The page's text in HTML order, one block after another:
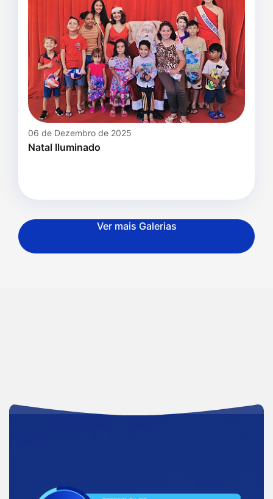
06 de Dezembro de 2025
Natal Iluminado
Ver mais Galerias
Acessar